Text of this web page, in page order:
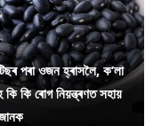
পৰা ওজন হ্ৰাসলৈ, ক’লা
কি কি ৰোগ নিয়ন্ত্ৰণত সহায়